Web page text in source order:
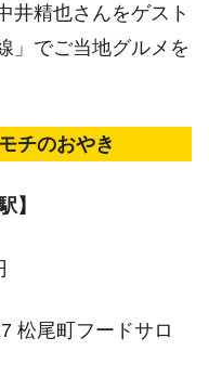
井精也さんをゲスト
」でご当地グルメを
チのおやき
】
松尾町フードサロ